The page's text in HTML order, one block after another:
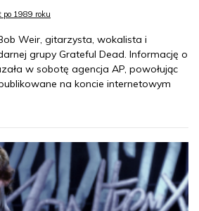
po 1989 roku
Weir, gitarzysta, wokalista i
grupy Grateful Dead. Informację o
w sobotę agencja AP, powołując
na koncie internetowym